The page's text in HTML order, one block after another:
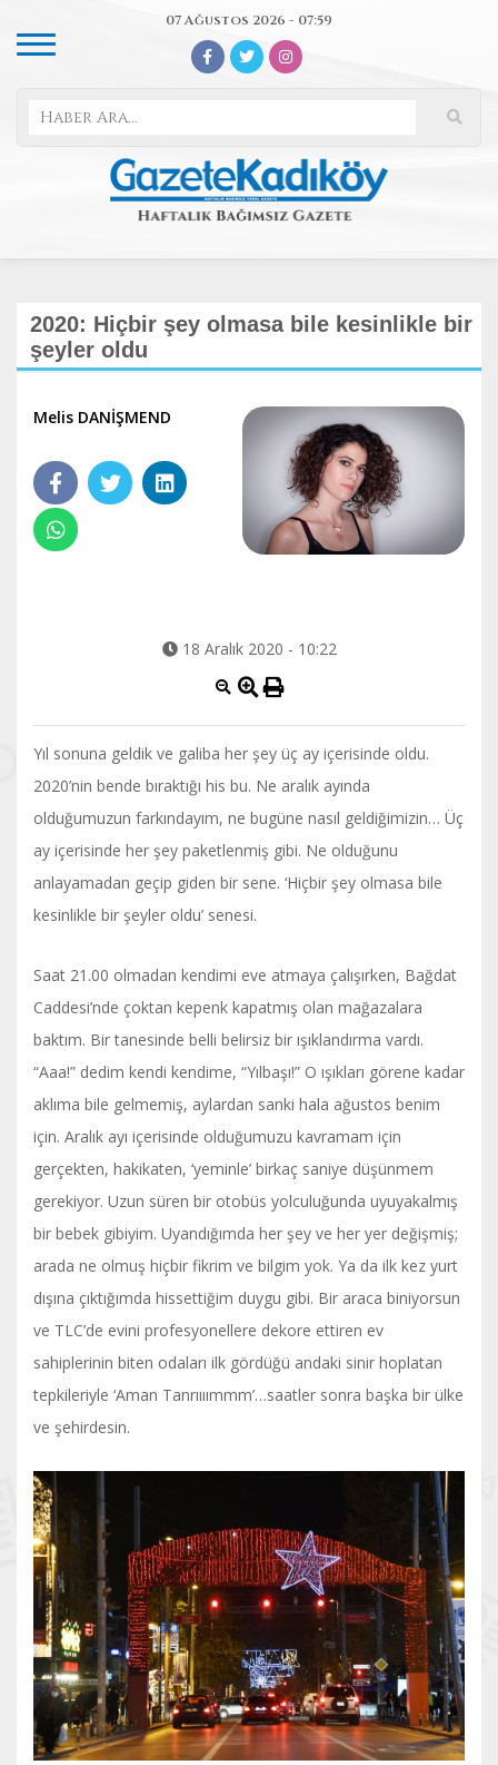
07 Ağustos 2026 - 07:59
2020: Hiçbir şey olmasa bile kesinlikle bir
şeyler oldu
Melis DANİŞMEND
18 Aralık 2020 - 10:22
Yıl sonuna geldik ve galiba her şey üç ay içerisinde oldu.
2020’nin bende bıraktığı his bu. Ne aralık ayında
olduğumuzun farkındayım, ne bugüne nasıl geldiğimizin… Üç
ay içerisinde her şey paketlenmiş gibi. Ne olduğunu
anlayamadan geçip giden bir sene. ‘Hiçbir şey olmasa bile
kesinlikle bir şeyler oldu’ senesi.
Saat 21.00 olmadan kendimi eve atmaya çalışırken, Bağdat
Caddesi’nde çoktan kepenk kapatmış olan mağazalara
baktım. Bir tanesinde belli belirsiz bir ışıklandırma vardı.
“Aaa!” dedim kendi kendime, “Yılbaşı!” O ışıkları görene kadar
aklıma bile gelmemiş, aylardan sanki hala ağustos benim
için. Aralık ayı içerisinde olduğumuzu kavramam için
gerçekten, hakikaten, ‘yeminle’ birkaç saniye düşünmem
gerekiyor. Uzun süren bir otobüs yolculuğunda uyuyakalmış
bir bebek gibiyim. Uyandığımda her şey ve her yer değişmiş;
arada ne olmuş hiçbir fikrim ve bilgim yok. Ya da ilk kez yurt
dışına çıktığımda hissettiğim duygu gibi. Bir araca biniyorsun
ve TLC’de evini profesyonellere dekore ettiren ev
sahiplerinin biten odaları ilk gördüğü andaki sinir hoplatan
tepkileriyle ‘Aman Tanrıııımmm’…saatler sonra başka bir ülke
ve şehirdesin.